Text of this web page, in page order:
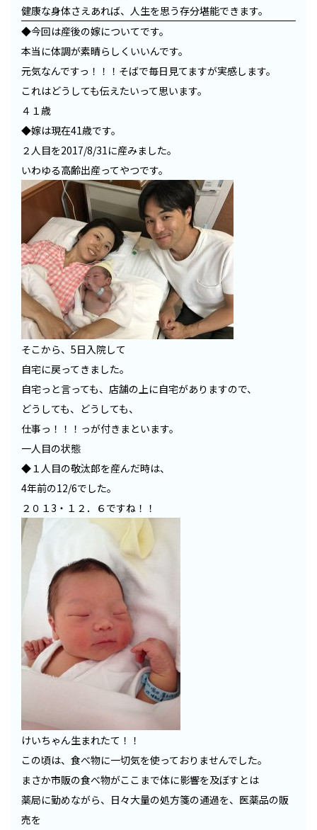
健康な身体さえあれば、人生を思う存分堪能できます。
◆今回は産後の嫁についてです。
本当に体調が素晴らしくいいんです。
元気なんですっ！！！そばで毎日見てますが実感します。
これはどうしても伝えたいって思います。
４１歳
◆嫁は現在41歳です。
２人目を2017/8/31に産みました。
いわゆる高齢出産ってやつです。
そこから、5日入院して
自宅に戻ってきました。
自宅っと言っても、店舗の上に自宅がありますので、
どうしても、どうしても、
仕事っ！！！っが付きまといます。
一人目の状態
◆１人目の敬汰郎を産んだ時は、
4年前の12/6でした。
２０１3・１２．６ですね！！
けいちゃん生まれたて！！
この頃は、食べ物に一切気を使っておりませんでした。
まさか市販の食べ物がここまで体に影響を及ぼすとは
薬局に勤めながら、日々大量の処方箋の通過を、医薬品の販
売を